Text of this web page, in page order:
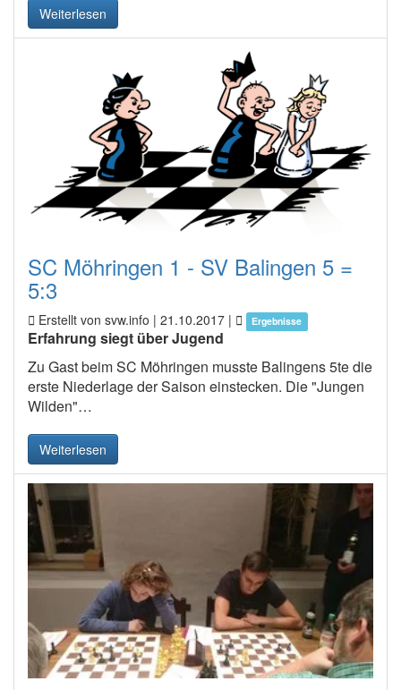
Weiterlesen
SC Möhringen 1 - SV Balingen 5 =
5:3
Erstellt von svw.info | 21.10.2017 | Ergebnisse
Erfahrung siegt über Jugend
Zu Gast beim SC Möhringen musste Balingens 5te die
erste Niederlage der Saison einstecken. Die "Jungen
Wilden"…
Weiterlesen